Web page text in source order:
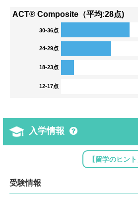
ACT® Composite（平均:28点)
30-36点
24-29点
18-23点
12-17点
入学情報
【留学のヒン
受験情報